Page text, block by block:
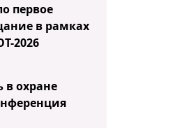
первое
в рамках
2026
в охране